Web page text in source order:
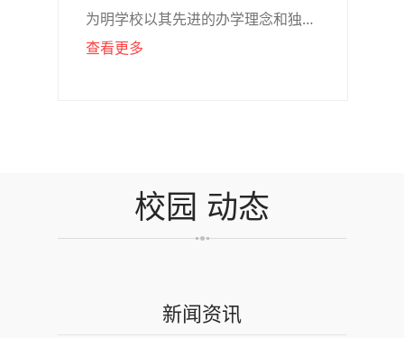
为明学校以其先进的办学理念和独…
查看更多
校园 动态
新闻资讯